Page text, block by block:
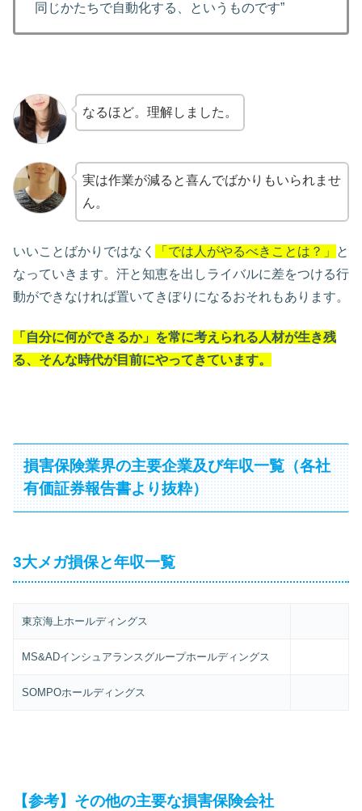
同じかたちで自動化する、というものです”
なるほど。理解しました。
実は作業が減ると喜んでばかりもいられませ
ん。
いいことばかりではなく 「では人がやるべきことは？」
と
なっていきます。汗と知恵を出しライバルに差をつける行
動ができなければ置いてきぼりになるおそれもあります。
「自分に何ができるか」を常に考えられる人材が生き残
る、そんな時代が目前にやってきています。
損害保険業界の主要企業及び年収一覧（各社
有価証券報告書より抜粋）
3大メガ損保と年収一覧
東京海上ホールディングス
MS&ADインシュアランスグループホールディングス
SOMPOホールディングス
【参考】その他の主要な損害保険会社